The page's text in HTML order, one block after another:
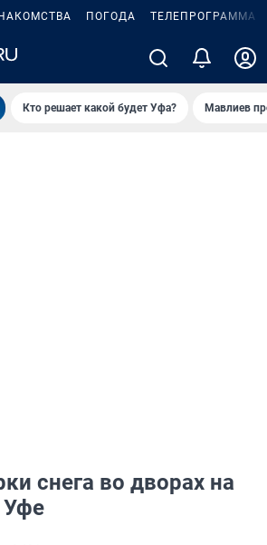
ПОГОДА ТЕЛЕПРОГРАММА
Кто решает какой будет Уфа? Мавлиев
снега во дворах на
Уфе